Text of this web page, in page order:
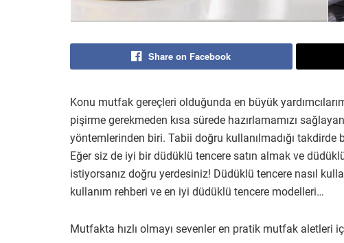
Share on Facebook
Konu mutfak gereçleri olduğunda en büyük
pişirme gerekmeden kısa sürede hazırlamamızı
yöntemlerinden biri. Tabii doğru kullanılmadığı
Eğer siz de iyi bir düdüklü tencere satın almak ve
istiyorsanız doğru yerdesiniz! Düdüklü tencere nasıl
kullanım rehberi ve en iyi düdüklü tencere modelleri…
Mutfakta hızlı olmayı sevenler en pratik mutfak aletleri